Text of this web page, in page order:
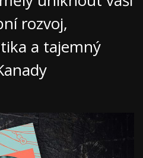
rozvoj,
a tajemný